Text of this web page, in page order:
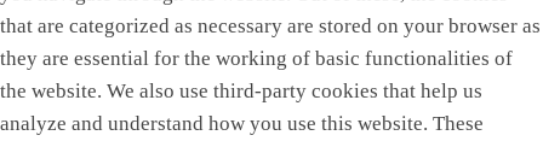
that are categorized as necessary are stored on your browser as
they are essential for the working of basic functionalities of
the website. We also use third-party cookies that help us
analyze and understand how you use this website. These